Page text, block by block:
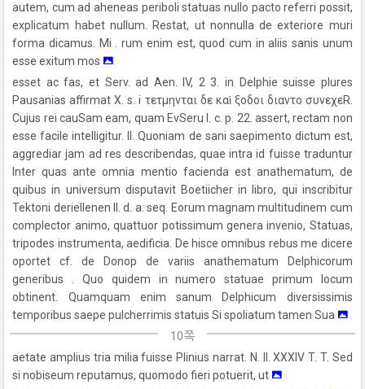
autem, cum ad aheneas periboli statuas nullo pacto referri possit,
explicatum habet nullum. Restat, ut nonnulla de exteriore muri
forma dicamus. Mi . rum enim est, quod cum in aliis sanis unum
esse exitum mos
esset ac fas, et Serv. ad Aen. IV, 2 3. in Delphie suisse plures
Pausanias affirmat X. s. i τετμηνται δε καὶ ξοδοι διαντο συνεχεR.
Cujus rei cauSam eam, quam EvSeru l. c. p. 22. assert, rectam non
esse facile intelligitur. II. Quoniam de sani saepimento dictum est,
aggrediar jam ad res describendas, quae intra id fuisse traduntur
Inter quas ante omnia mentio facienda est anathematum, de
quibus in universum disputavit Boetiicher in libro, qui inscribitur
Tektoni deriellenen II. d. a. seq. Eorum magnam multitudinem cum
complector animo, quattuor potissimum genera invenio, Statuas,
tripodes instrumenta, aedificia. De hisce omnibus rebus me dicere
oportet cf. de Donop de variis anathematum Delphicorum
generibus . Quo quidem in numero statuae primum locum
obtinent. Quamquam enim sanum Delphicum diversissimis
temporibus saepe pulcherrimis statuis Si spoliatum tamen Sua
10쪽
aetate amplius tria milia fuisse Plinius narrat. N. II. XXXIV T. T. Sed
si nobiseum reputamus, quomodo fieri potuerit, ut